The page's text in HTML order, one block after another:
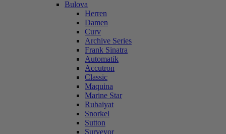
Bulova
Herren
Damen
Curv
Archive Series
Frank Sinatra
Automatik
Accutron
Classic
Maquina
Marine Star
Rubaiyat
Snorkel
Sutton
Surveyor